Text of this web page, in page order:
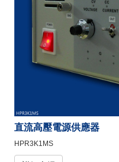
直流高壓電源供應器
HPR3K1MS